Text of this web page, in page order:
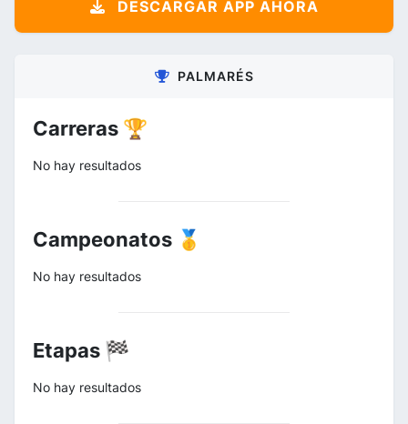
DESCARGAR APP AHORA
PALMARÉS
Carreras 🏆
No hay resultados
Campeonatos 🥇
No hay resultados
Etapas 🏁
No hay resultados